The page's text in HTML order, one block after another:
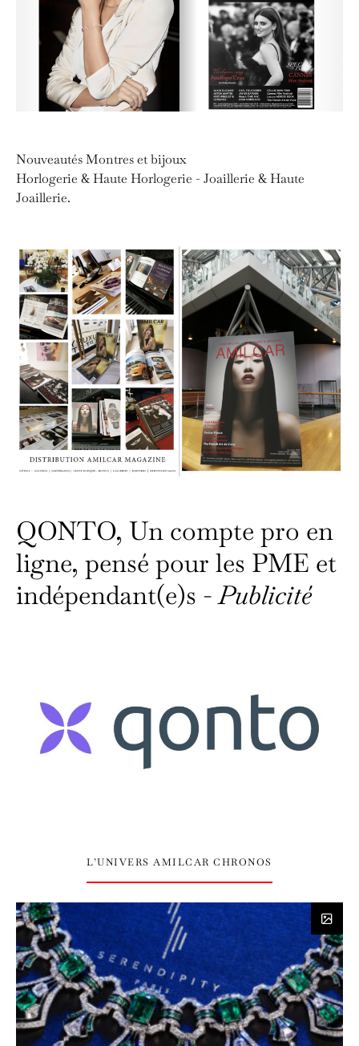
Nouveautés Montres et bijoux
Horlogerie & Haute Horlogerie - Joaillerie & Haute
Joaillerie.
QONTO, Un compte pro en
ligne, pensé pour les PME et
indépendant(e)s -Publicité
L’UNIVERS AMILCAR CHRONOS